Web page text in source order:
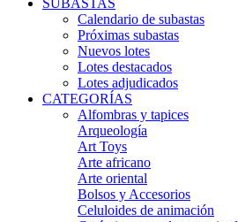
SUBASTAS
Calendario de subastas
Próximas subastas
Nuevos lotes
Lotes destacados
Lotes adjudicados
CATEGORÍAS
Alfombras y tapices
Arqueología
Art Toys
Arte africano
Arte oriental
Bolsos y Accesorios
Celuloides de animación